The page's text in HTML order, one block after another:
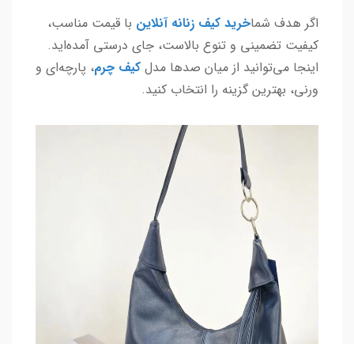
اگر هدف شماخرید کیف زنانه آنلاین با قیمت مناسب،
کیفیت تضمینی و تنوع بالاست، جای درستی آمده‌اید.
اینجا می‌توانید از میان صدها مدل کیف چرم، پارچه‌ای و
ورنی، بهترین گزینه را انتخاب کنید.